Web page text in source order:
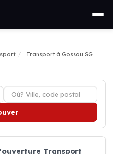
Transport à Gossau SG
Transport